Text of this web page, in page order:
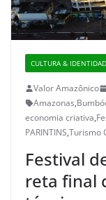
CULTURA &
Valor Amazônico
Amazonas,
economia criativa,
PARINTINS,Turismo
Festival
reta final